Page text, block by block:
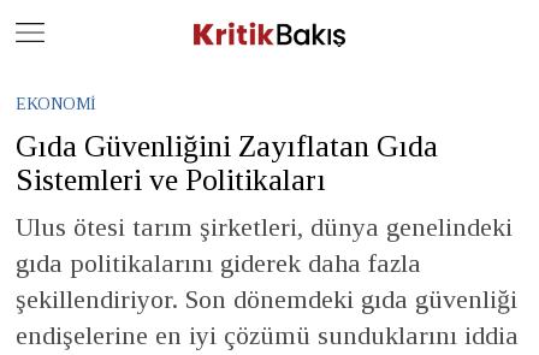
EKONOMI
Gıda Güvenliğini Zayıflatan Gıda
Sistemleri ve Politikaları
Ulus ötesi tarım şirketleri, dünya genelindeki
gıda politikalarını giderek daha fazla
şekillendiriyor. Son dönemdeki gıda güvenliği
endişelerine en iyi çözümü sunduklarını iddia